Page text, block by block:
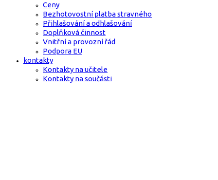
Ceny
Bezhotovostní platba stravného
Přihlašování a odhlašování
Doplňková činnost
Vnitřní a provozní řád
Podpora EU
kontakty
Kontakty na učitele
Kontakty na součásti